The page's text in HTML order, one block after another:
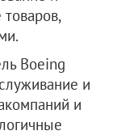
Boeing
и
и